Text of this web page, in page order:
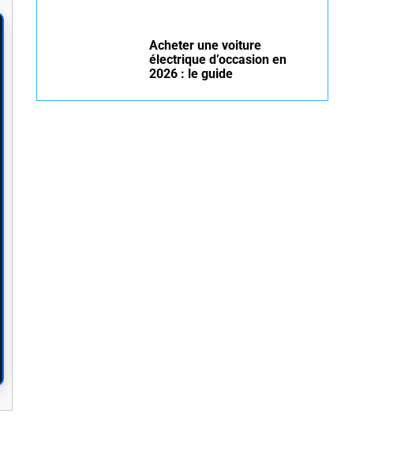
Acheter une voiture
électrique d’occasion en
2026 : le guide